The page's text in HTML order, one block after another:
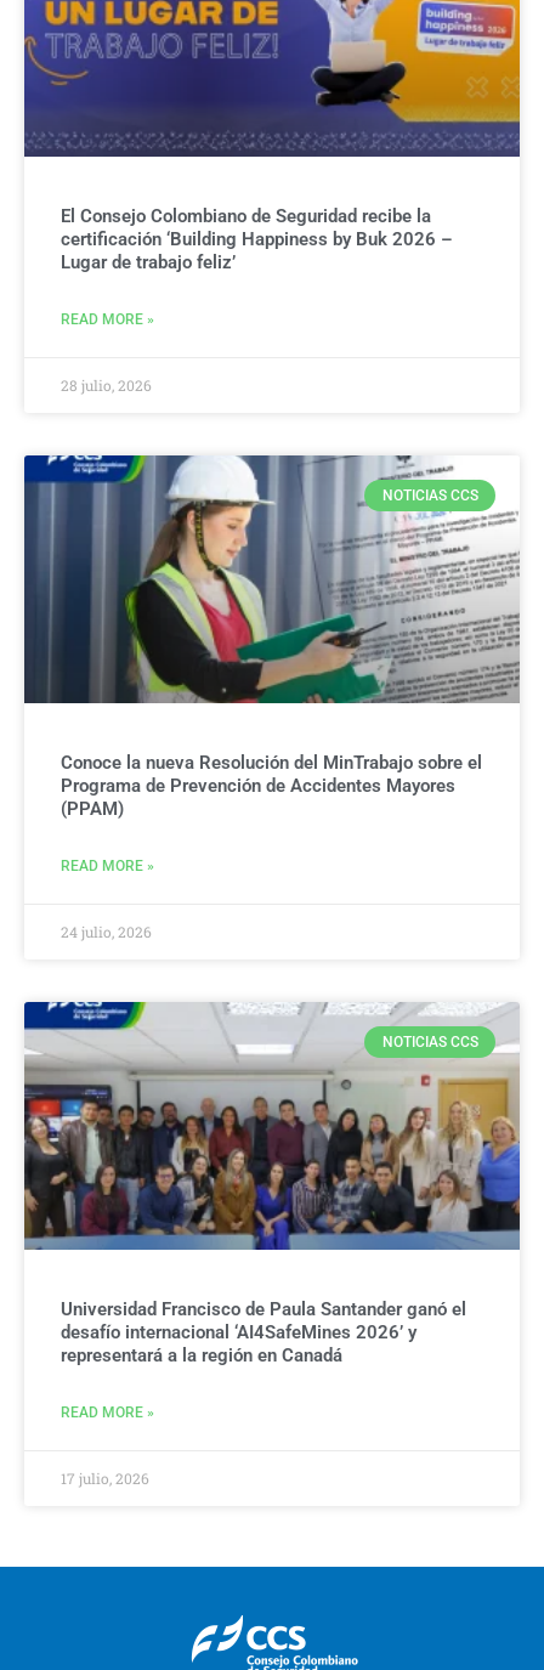
El Consejo Colombiano de Seguridad recibe la
certificación ‘Building Happiness by Buk 2026 –
Lugar de trabajo feliz’
READ MORE »
28 julio, 2026
NOTICIAS CCS
Conoce la nueva Resolución del MinTrabajo sobre el
Programa de Prevención de Accidentes Mayores
(PPAM)
READ MORE »
24 julio, 2026
NOTICIAS CCS
Universidad Francisco de Paula Santander ganó el
desafío internacional ‘AI4SafeMines 2026’ y
representará a la región en Canadá
READ MORE »
17 julio, 2026